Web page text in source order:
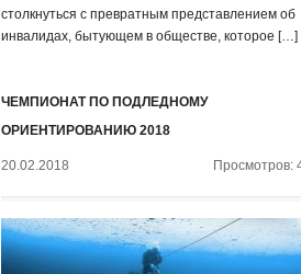
столкнуться с превратным представлением об
инвалидах, бытующем в обществе, которое […]
ЧЕМПИОНАТ ПО ПОДЛЕДНОМУ
ОРИЕНТИРОВАНИЮ 2018
20.02.2018 Просмотров: